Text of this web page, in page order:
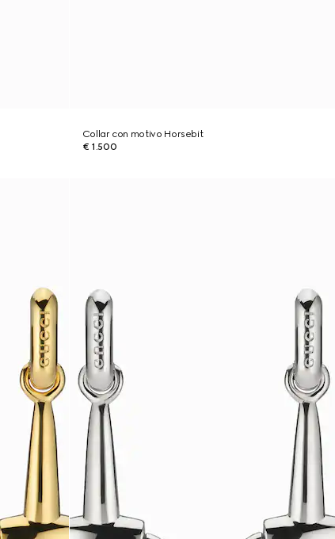
Collar con motivo Horsebit
€ 1.500